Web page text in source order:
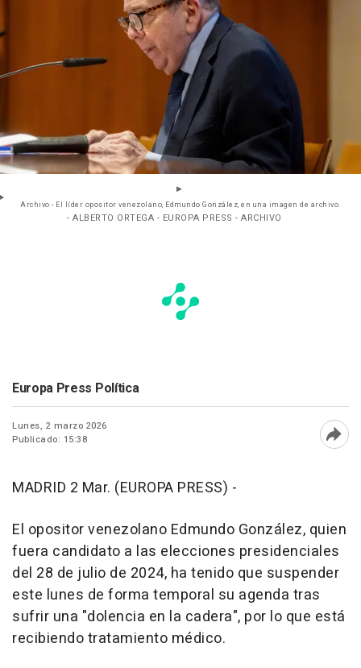
Archivo - El líder opositor venezolano, Edmundo González, en una imagen de archivo.
- ALBERTO ORTEGA - EUROPA PRESS - ARCHIVO
Europa Press Política
Lunes, 2 marzo 2026
Publicado: 15:38
MADRID 2 Mar. (EUROPA PRESS) -
El opositor venezolano Edmundo González, quien
fuera candidato a las elecciones presidenciales
del 28 de julio de 2024, ha tenido que suspender
este lunes de forma temporal su agenda tras
sufrir una "dolencia en la cadera", por lo que está
recibiendo tratamiento médico.